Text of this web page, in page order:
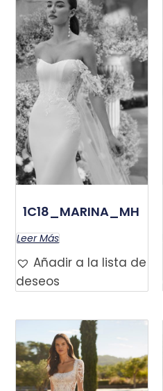
1C18_MARINA_MH
Leer Más
Añadir a la lista de
deseos